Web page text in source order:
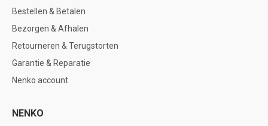
Bestellen & Betalen
Bezorgen & Afhalen
Retourneren & Terugstorten
Garantie & Reparatie
Nenko account
NENKO